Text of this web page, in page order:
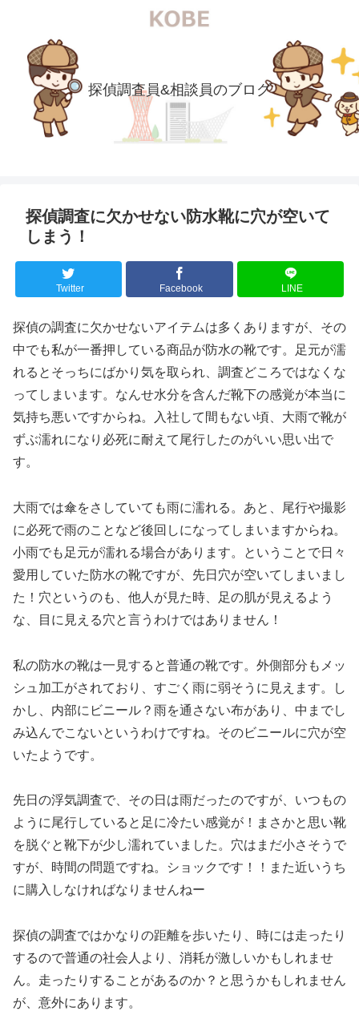
探偵調査員&相談員のブログ
探偵調査に欠かせない防水靴に穴が空いて
しまう！
Twitter Facebook LINE
探偵の調査に欠かせないアイテムは多くありますが、その
中でも私が一番押している商品が防水の靴です。足元が濡
れるとそっちにばかり気を取られ、調査どころではなくな
ってしまいます。なんせ水分を含んだ靴下の感覚が本当に
気持ち悪いですからね。入社して間もない頃、大雨で靴が
ずぶ濡れになり必死に耐えて尾行したのがいい思い出で
す。
大雨では傘をさしていても雨に濡れる。あと、尾行や撮影
に必死で雨のことなど後回しになってしまいますからね。
小雨でも足元が濡れる場合があります。ということで日々
愛用していた防水の靴ですが、先日穴が空いてしまいまし
た！穴というのも、他人が見た時、足の肌が見えるよう
な、目に見える穴と言うわけではありません！
私の防水の靴は一見すると普通の靴です。外側部分もメッ
シュ加工がされており、すごく雨に弱そうに見えます。し
かし、内部にビニール？雨を通さない布があり、中までし
み込んでこないというわけですね。そのビニールに穴が空
いたようです。
先日の浮気調査で、その日は雨だったのですが、いつもの
ように尾行していると足に冷たい感覚が！まさかと思い靴
を脱ぐと靴下が少し濡れていました。穴はまだ小さそうで
すが、時間の問題ですね。ショックです！！また近いうち
に購入しなければなりませんねー
探偵の調査ではかなりの距離を歩いたり、時には走ったり
するので普通の社会人より、消耗が激しいかもしれませ
ん。走ったりすることがあるのか？と思うかもしれません
が、意外にあります。